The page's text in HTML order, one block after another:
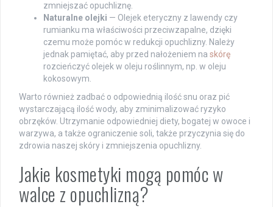
zmniejszać opuchliznę.
Naturalne olejki — Olejek eteryczny z lawendy czy
rumianku ma właściwości przeciwzapalne, dzięki
czemu może pomóc w redukcji opuchlizny. Należy
jednak pamiętać, aby przed nałożeniem na skórę
rozcieńczyć olejek w oleju roślinnym, np. w oleju
kokosowym.
Warto również zadbać o odpowiednią ilość snu oraz pić
wystarczającą ilość wody, aby zminimalizować ryzyko
obrzęków. Utrzymanie odpowiedniej diety, bogatej w owoce i
warzywa, a także ograniczenie soli, także przyczynia się do
zdrowia naszej skóry i zmniejszenia opuchlizny.
Jakie kosmetyki mogą pomóc w
walce z opuchlizną?